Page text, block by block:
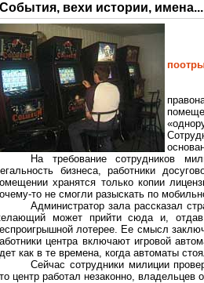
События, вехи истории, имена...
На требование сотрудников
бизнеса, работники
хранятся только копии
то не смогли разыскать по
Администратор зала рассказал
может прийти сюда и, отдав
лотерее. Ее смысл
центра включают игровой
как в те времена, когда автоматы
Сейчас сотрудники милиции
центр работал незаконно,